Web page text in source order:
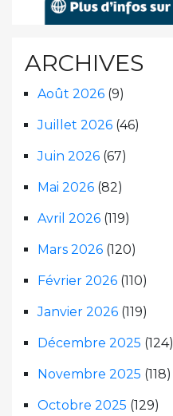
ARCHIVES
Août 2026 (9)
Juillet 2026 (46)
Juin 2026 (67)
Mai 2026 (82)
Avril 2026 (119)
Mars 2026 (120)
Février 2026 (110)
Janvier 2026 (119)
Décembre 2025 (124)
Novembre 2025 (118)
Octobre 2025 (129)